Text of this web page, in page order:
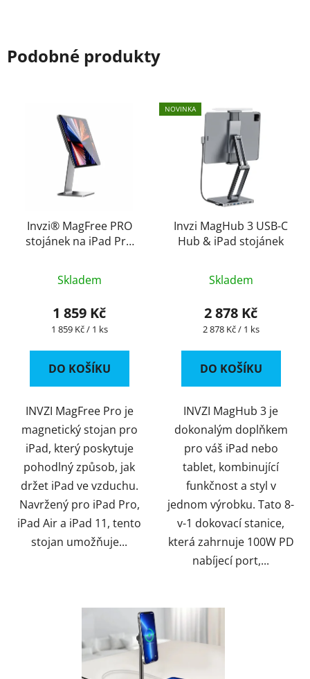
Podobné produkty
Invzi® MagFree PRO
stojánek na iPad Pro
Skladem
1 859 Kč
Měrná
1 859 Kč / 1 ks
DO KOŠÍKU
INVZI MagFree Pro je
magnetický stojan pro
iPad, který poskytuje
pohodlný způsob, jak
držet iPad ve vzduchu.
Navržený pro iPad Pro,
iPad Air a iPad 11, tento
stojan umožňuje...
NOVINKA
Invzi MagHub 3 USB-C
Hub & iPad stojánek
Skladem
2 878 Kč
Měrná
2 878 Kč / 1 ks
DO KOŠÍKU
INVZI MagHub 3 je
dokonalým doplňkem
pro váš iPad nebo
tablet, kombinující
funkčnost a styl v
jednom výrobku. Tato 8-
v-1 dokovací stanice,
která zahrnuje 100W PD
nabíjecí port,...